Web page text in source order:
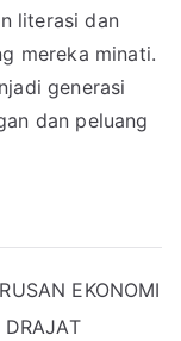
literasi dan
mereka minati.
generasi
dan peluang
EKONOMI
DRAJAT